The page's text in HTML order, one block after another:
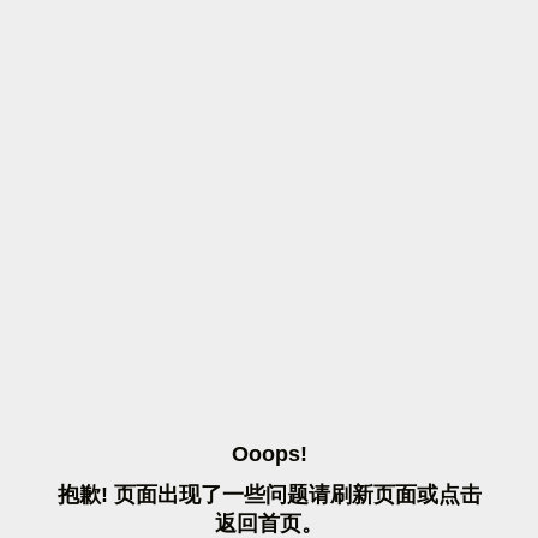
OOOPS!
抱歉! 页面出现了一些问题请刷 新页面或点击
返 回首页。